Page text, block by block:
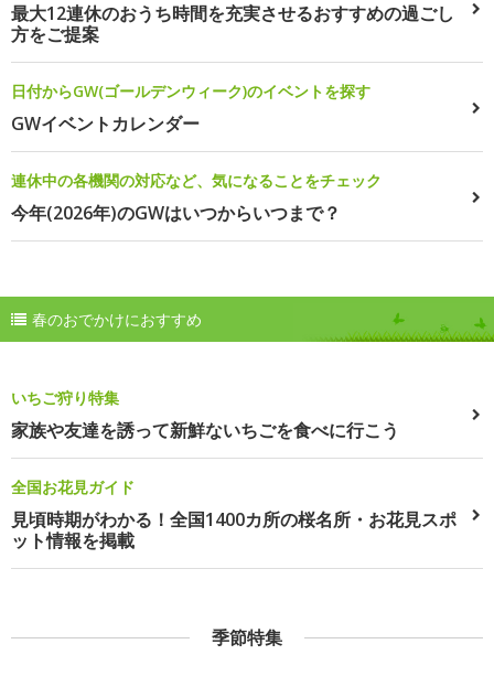
最大12連休のおうち時間を充実させるおすすめの過ごし
方をご提案
日付からGW(ゴールデンウィーク)のイベントを探す
GWイベントカレンダー
連休中の各機関の対応など、気になることをチェック
今年(2026年)のGWはいつからいつまで？
春のおでかけにおすすめ
いちご狩り特集
家族や友達を誘って新鮮ないちごを食べに行こう
全国お花見ガイド
見頃時期がわかる！全国1400カ所の桜名所・お花見スポ
ット情報を掲載
季節特集